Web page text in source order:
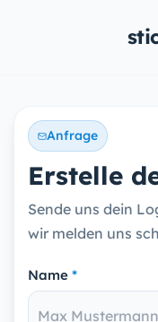
Anfrage
Erstelle
Sende uns dein
wir melden uns
Name *